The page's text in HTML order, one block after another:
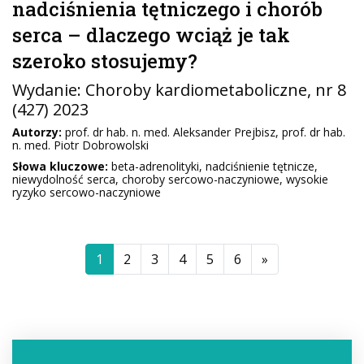
nadciśnienia tętniczego i chorób
serca – dlaczego wciąż je tak
szeroko stosujemy?
Wydanie: Choroby kardiometaboliczne, nr 8
(427) 2023
Autorzy: prof. dr hab. n. med. Aleksander Prejbisz, prof. dr hab.
n. med. Piotr Dobrowolski
Słowa kluczowe: beta-adrenolityki, nadciśnienie tętnicze,
niewydolność serca, choroby sercowo-naczyniowe, wysokie
ryzyko sercowo-naczyniowe
1 2 3 4 5 6 »